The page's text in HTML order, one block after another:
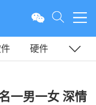
硬件
一男一女 深情